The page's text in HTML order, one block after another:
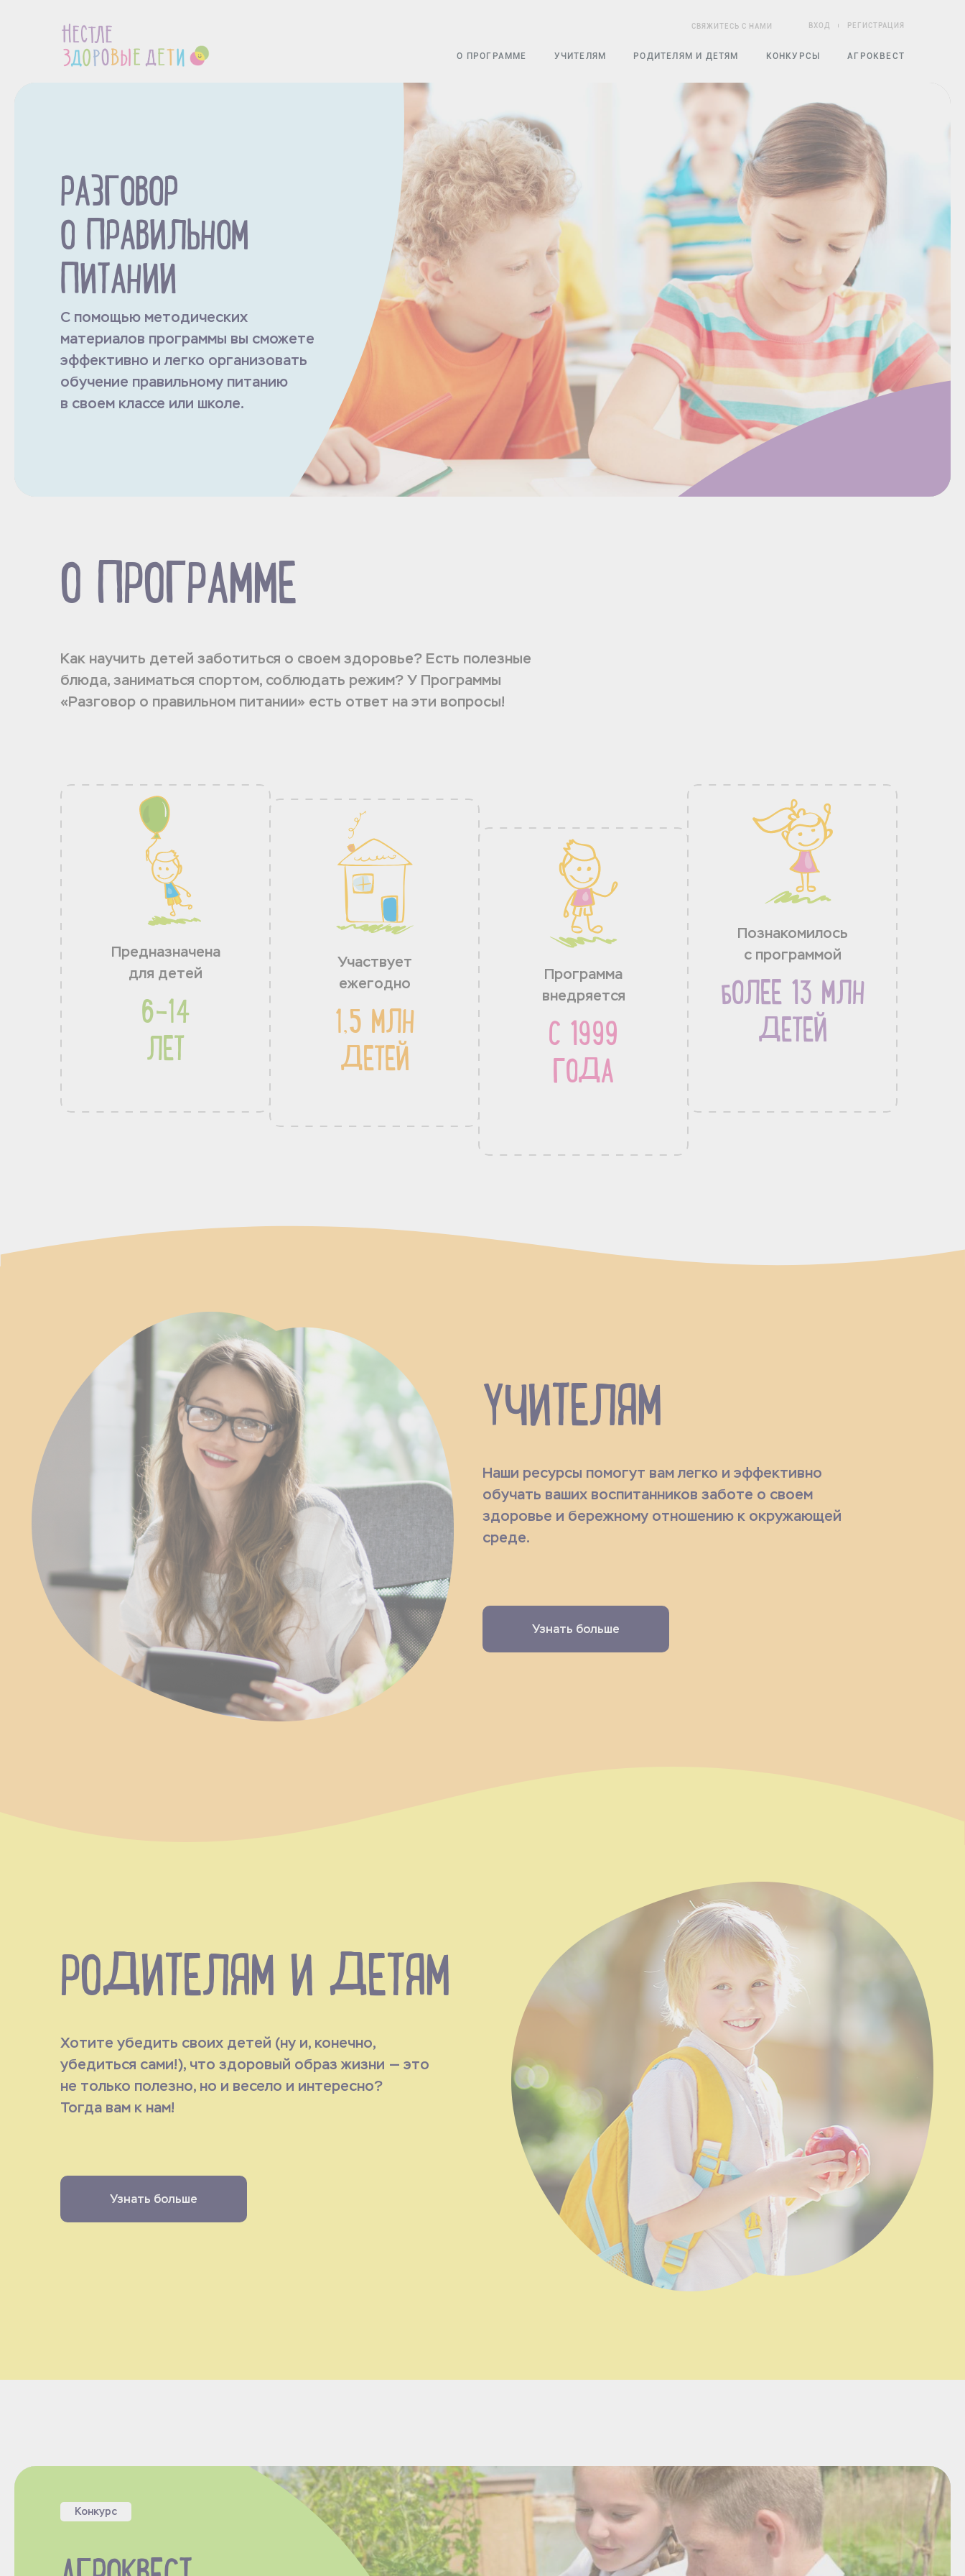
СВЯЖИТЕСЬ С НАМИ ВХОД РЕГИСТРАЦИЯ
О ПРОГРАММЕ УЧИТЕЛЯМ
УЧЕБНО-МЕТОДИЧЕСКИЕ КОМПЛЕКТЫ
ЦИФРОВАЯ ШКОЛА
РОДИТЕЛЯМ И ДЕТЯМ
УЧЕБНО-МЕТОДИЧЕСКИЕ КОМПЛЕКТЫ
КОНКУРСЫ
СЧАСТЛИВЫХ
ГОТОВЬ ПО-ВОЛОГОДСКИ
КОНКУРС МЕТОДИК
КУЛИНАРНЫЙ МАРАФОН
СЕМЕЙНАЯ ФОТОГРАФИЯ
ЭКСКУРСИЯ В МАГАЗИН
АГРОКВЕСТ
РАЗГОВОР
О ПРАВИЛЬНОМ
ПИТАНИИ
С помощью методических
материалов программы вы сможете
эффективно и легко организовать
обучение правильному питанию
в своем классе или школе.
О ПРОГРАММЕ
Как научить детей заботиться о своем здоровье? Есть полезные
блюда, заниматься спортом, соблюдать режим? У Программы
«Разговор о правильном питании» есть ответ на эти вопросы!
Предназначена
для детей
6-14
ЛЕТ
Участвует
ежегодно
1,5 МЛН
ДЕТЕЙ
Программа
внедряется
С 1999
ГОДА
Познакомилось
с программой
БОЛЕЕ 13 МЛН
ДЕТЕЙ
УЧИТЕЛЯМ
Наши ресурсы помогут вам легко и эффективно
обучать ваших воспитанников заботе о своем
здоровье и бережному отношению к окружающей
среде.
Узнать больше
РОДИТЕЛЯМ И ДЕТЯМ
Хотите убедить своих детей (ну и, конечно,
убедиться сами!), что здоровый образ жизни — это
не только полезно, но и весело и интересно?
Тогда вам к нам!
Узнать больше
Конкурс